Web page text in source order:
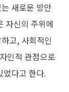
새로운 방안
자신의 주위에
고, 사회적인
인적 관점으로
었다고 한다.